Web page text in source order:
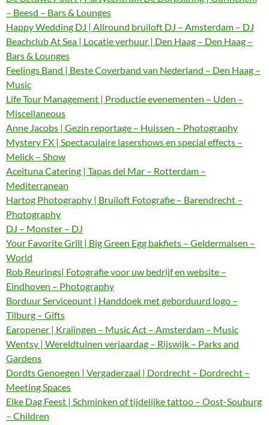
– Beesd – Bars & Lounges
Happy Wedding DJ | Allround bruiloft DJ – Amsterdam – DJ
Beachclub At Sea | Locatie verhuur | Den Haag – Den Haag –
Bars & Lounges
Feelings Band | Beste Coverband van Nederland – Den Haag –
Music
Life Tour Management | Productie evenementen – Uden –
Miscellaneous
Anne Jacobs | Gezin reportage – Huissen – Photography
Mystery FX | Spectaculaire lasershows en special effects –
Melick – Show
Aceituna Catering | Tapas del Mar – Rotterdam –
Mediterranean
Hartog Photography | Bruiloft Fotografie – Barendrecht –
Photography
DJ – Monster – DJ
Your Favorite Grill | Big Green Egg bakfiets – Geldermalsen –
World
Rob Reurings| Fotografie voor uw bedrijf en website –
Eindhoven – Photography
Borduur Servicepunt | Handdoek met geborduurd logo –
Tilburg – Gifts
Earopener | Kralingen – Music Act – Amsterdam – Music
Wentsy | Wereldtuinen verjaardag – Rijswijk – Parks and
Gardens
Dordts Genoegen | Vergaderzaal | Dordrecht – Dordrecht –
Meeting Spaces
Elke Dag Feest | Schminken of tijdelijke tattoo – Oost-Souburg
– Children